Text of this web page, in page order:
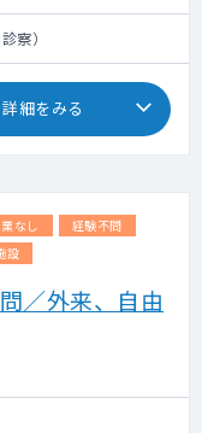
察）
詳細をみる
なし
経験不問
設
／外来、自由